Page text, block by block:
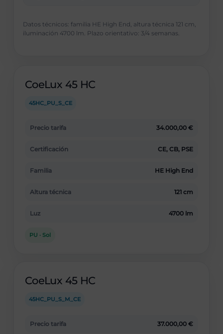
Datos técnicos: familia HE High End, altura técnica 121 cm,
iluminación 4700 lm. Plazo orientativo: 3/4 semanas.
CoeLux 45 HC
45HC_PU_S_CE
Precio tarifa 34.000,00 €
Certificación CE, CB, PSE
Familia HE High End
Altura técnica 121 cm
Luz 4700 lm
PU · Sol
CoeLux 45 HC
45HC_PU_S_M_CE
Precio tarifa 37.000,00 €